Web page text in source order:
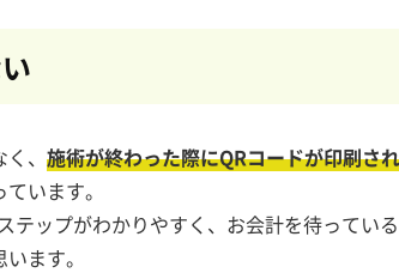
、 施術が終わった際にQRコードが印刷さ
います。
テップがわかりやすく、お会計を待ってい
ます。